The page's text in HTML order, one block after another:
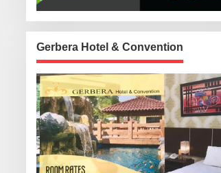
Gerbera Hotel & Convention